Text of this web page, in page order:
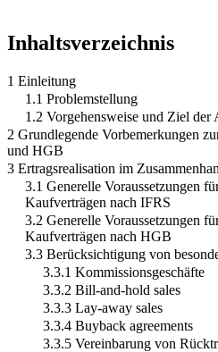
Inhaltsverzeichnis
1 Einleitung
1.1 Problemstellung
1.2 Vorgehensweise und Ziel der
2 Grundlegende Vorbemerkungen
und HGB
3 Ertragsrealisation im
3.1 Generelle Voraussetzungen
Kaufverträgen nach IFRS
3.2 Generelle Voraussetzungen
Kaufverträgen nach HGB
3.3 Berücksichtigung von
3.3.1 Kommissionsgeschäfte
3.3.2 Bill-and-hold sales
3.3.3 Lay-away sales
3.3.4 Buyback agreements
3.3.5 Vereinbarung von